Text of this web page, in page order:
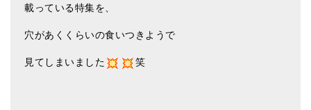
メールお便り登録
LINEお友だち登録
お客様の声
載っている特集を、
穴があくくらいの食いつきようで
見てしまいました 笑